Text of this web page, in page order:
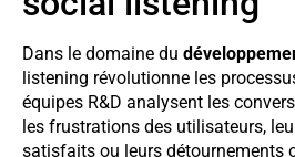
Dans le domaine du
listening révolutionne les
équipes R&D analysent les
les frustrations des utilisateurs,
satisfaits ou leurs détournements